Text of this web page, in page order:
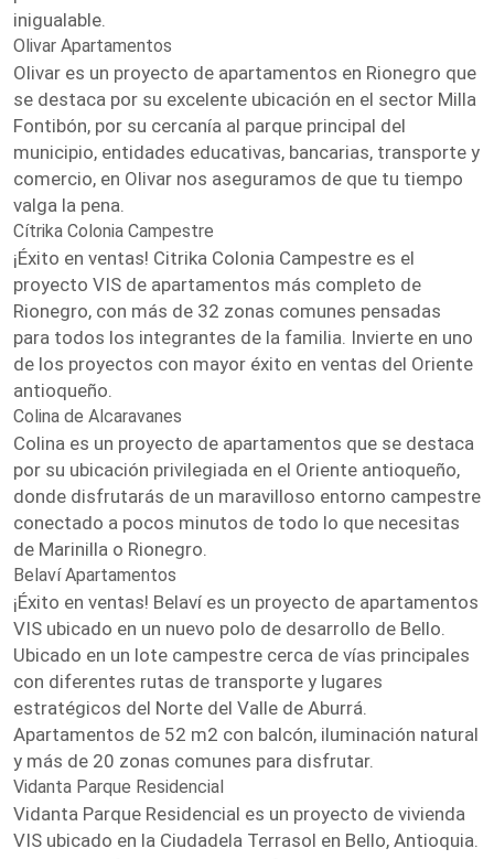
inigualable.
Olivar Apartamentos
Olivar es un proyecto de apartamentos en Rionegro que
se destaca por su excelente ubicación en el sector Milla
Fontibón, por su cercanía al parque principal del
municipio, entidades educativas, bancarias, transporte y
comercio, en Olivar nos aseguramos de que tu tiempo
valga la pena.
Cítrika Colonia Campestre
¡Éxito en ventas! Citrika Colonia Campestre es el
proyecto VIS de apartamentos más completo de
Rionegro, con más de 32 zonas comunes pensadas
para todos los integrantes de la familia. Invierte en uno
de los proyectos con mayor éxito en ventas del Oriente
antioqueño.
Colina de Alcaravanes
Colina es un proyecto de apartamentos que se destaca
por su ubicación privilegiada en el Oriente antioqueño,
donde disfrutarás de un maravilloso entorno campestre
conectado a pocos minutos de todo lo que necesitas
de Marinilla o Rionegro.
Belaví Apartamentos
¡Éxito en ventas! Belaví es un proyecto de apartamentos
VIS ubicado en un nuevo polo de desarrollo de Bello.
Ubicado en un lote campestre cerca de vías principales
con diferentes rutas de transporte y lugares
estratégicos del Norte del Valle de Aburrá.
Apartamentos de 52 m2 con balcón, iluminación natural
y más de 20 zonas comunes para disfrutar.
Vidanta Parque Residencial
Vidanta Parque Residencial es un proyecto de vivienda
VIS ubicado en la Ciudadela Terrasol en Bello, Antioquia.